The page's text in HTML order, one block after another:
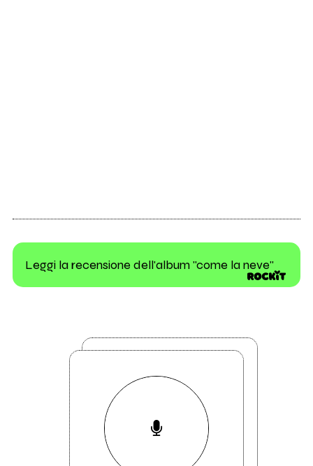
Leggi la recensione dell'album "come la neve"